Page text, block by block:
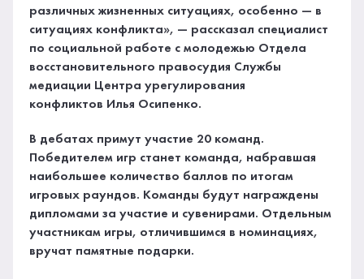
различных жизненных ситуациях, особенно — в
ситуациях конфликта», — рассказал специалист
по социальной работе с молодежью Отдела
восстановительного правосудия Службы
медиации Центра урегулирования
конфликтов Илья Осипенко.
В дебатах примут участие 20 команд.
Победителем игр станет команда, набравшая
наибольшее количество баллов по итогам
игровых раундов. Команды будут награждены
дипломами за участие и сувенирами. Отдельным
участникам игры, отличившимся в номинациях,
вручат памятные подарки.